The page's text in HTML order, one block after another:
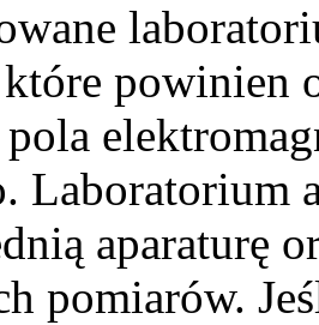
powinien
Laboratorium
aparaturę
pomiarów.